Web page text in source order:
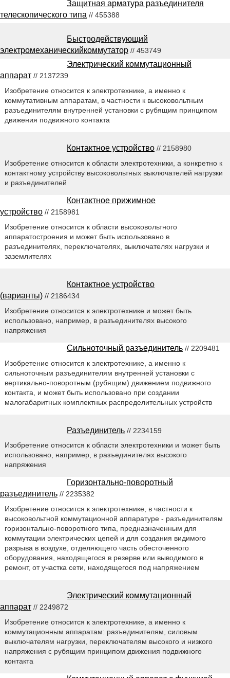
Защитная арматура разъединителя
телескопического типа // 455388
Быстродействующий
электромеханическийкоммутатор // 453749
Электрический коммутационный
аппарат // 2137239
Изобретение относится к электротехнике, а именно к
коммутативным аппаратам, в частности к высоковольтным
разъединителям внутренней установки с рубящим принципом
движения подвижного контакта
Контактное устройство // 2158980
Изобретение относится к области электротехники, а конкретно к
контактному устройству высоковольтных выключателей нагрузки
и разъединителей
Контактное прижимное
устройство // 2158981
Изобретение относится к области высоковольтного
аппаратостроения и может быть использовано в
разъединителях, переключателях, выключателях нагрузки и
заземлителях
Контактное устройство
(варианты) // 2186434
Изобретение относится к электротехнике и может быть
использовано, например, в разъединителях высокого
напряжения
Сильноточный разъединитель // 2209481
Изобретение относится к электротехнике, а именно к
сильноточным разъединителям внутренней установки с
вертикально-поворотным (рубящим) движением подвижного
контакта, и может быть использовано при создании
малогабаритных комплектных распределительных устройств
Разъединитель // 2234159
Изобретение относится к области электротехники и может быть
использовано, например, в разъединителях высокого
напряжения
Горизонтально-поворотный
разъединитель // 2235382
Изобретение относится к электротехнике, в частности к
высоковольтной коммутационной аппаратуре - разъединителям
горизонтально-поворотного типа, предназначенным для
коммутации электрических цепей и для создания видимого
разрыва в воздухе, отделяющего часть обесточенного
оборудования, находящегося в резерве или выводимого в
ремонт, от участка сети, находящегося под напряжением
Электрический коммутационный
аппарат // 2249872
Изобретение относится к электротехнике, а именно к
коммутационным аппаратам: разъединителям, силовым
выключателям нагрузки, переключателям высокого и низкого
напряжения с рубящим принципом движения подвижного
контакта